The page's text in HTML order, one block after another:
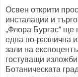
Освен открити
инсталации и
„Флора Бургас“ ще
една по-различна
зали на
гостуващи
Ботаническата